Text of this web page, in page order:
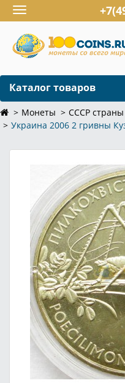
Toggle
navigation
Каталог товаров
Монеты СССР страны
Украина 2006 2 гривны